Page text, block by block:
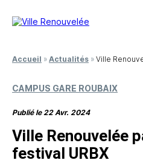
Accueil » Actualités » Ville
CAMPUS GARE ROUBAIX
Publié le 22 Avr. 2024
Ville Renouvelée
festival URBX
être rappelé ?
Laissez-nous votre numéro,
vous rappeler.
à nous poser ?
Laissez-nous votre numéro,
vous répondre.